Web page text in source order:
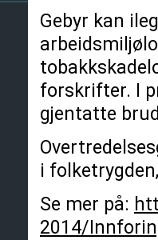
Gebyr kan
forskrifter. I
gjentatte
i
Se mer på:
2014/